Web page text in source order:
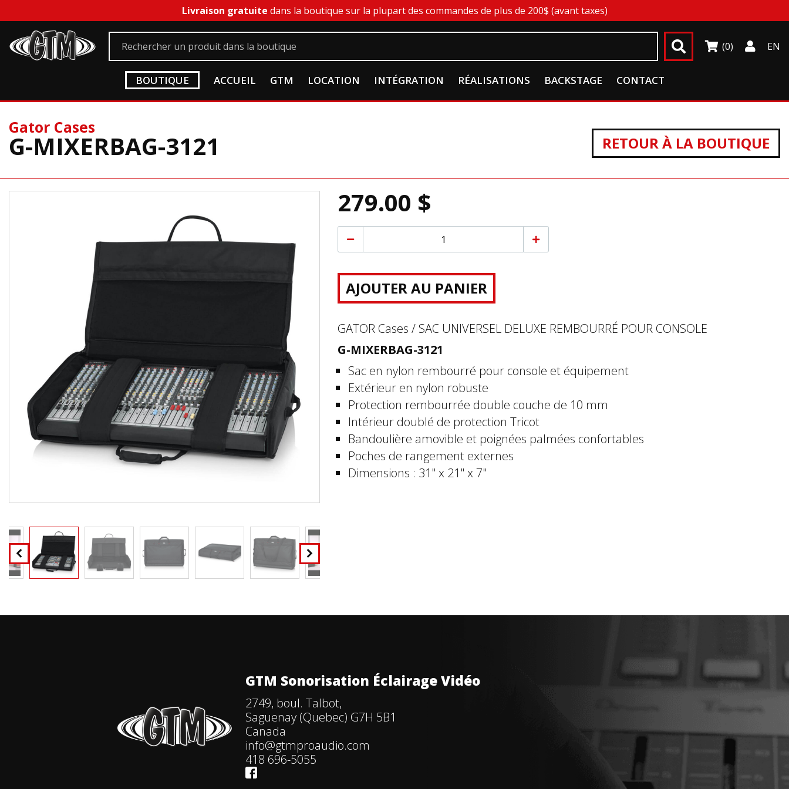
Livraison gratuite dans la boutique sur la plupart des commandes de plus de 200$ (avant taxes)
(0) EN
BOUTIQUE ACCUEIL GTM LOCATION INTÉGRATION RÉALISATIONS BACKSTAGE CONTACT
Gator Cases
G-MIXERBAG-3121 RETOUR À LA BOUTIQUE
279.00 $
AJOUTER AU PANIER
GATOR Cases / SAC UNIVERSEL DELUXE REMBOURRÉ POUR CONSOLE
G-MIXERBAG-3121
Sac en nylon rembourré pour console et équipement
Extérieur en nylon robuste
Protection rembourrée double couche de 10 mm
Intérieur doublé de protection Tricot
Bandoulière amovible et poignées palmées confortables
Poches de rangement externes
Dimensions : 31" x 21" x 7"
GTM Sonorisation Éclairage Vidéo
2749, boul. Talbot,
Saguenay (Quebec) G7H 5B1
Canada
info@gtmproaudio.com
418 696-5055